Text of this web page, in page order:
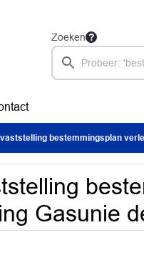
Zoeken
bestemmingsplan verlegging
Gasunie